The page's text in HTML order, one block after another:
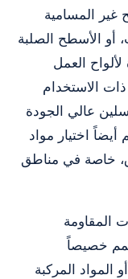
غير المسامية
أو الأسطح الصلبة
العمل
الاستخدام
عالي الجودة
اختيار مواد
خاصة في مناطق
المقاومة
خصيصاً
المواد المركبة